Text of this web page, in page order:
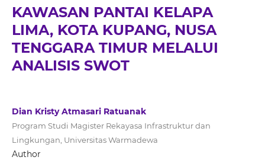
KAWASAN PANTAI KELAPA
LIMA, KOTA KUPANG, NUSA
TENGGARA TIMUR MELALUI
ANALISIS SWOT
Dian Kristy Atmasari Ratuanak
Program Studi Magister Rekayasa Infrastruktur dan
Lingkungan, Universitas Warmadewa
Author